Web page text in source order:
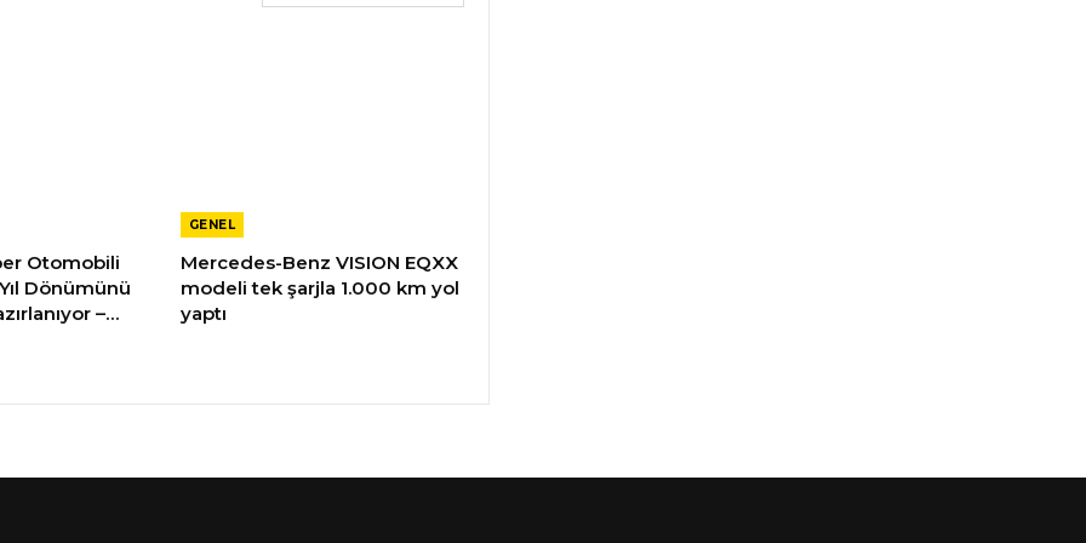
Otomobili
Dönümünü
–…
GENEL
Mercedes-Benz VISION EQXX
modeli tek şarjla 1.000 km yol
yaptı